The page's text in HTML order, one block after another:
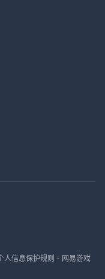
人信息保护规则 - 网易游戏